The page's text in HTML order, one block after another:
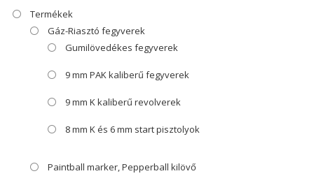
Termékek
Gáz-Riasztó fegyverek
Gumilövedékes fegyverek
9 mm PAK kaliberű fegyverek
9 mm K kaliberű revolverek
8 mm K és 6 mm start pisztolyok
Paintball marker, Pepperball kilövő